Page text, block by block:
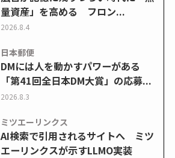
量資産」を高める フロン...
2026.8.4
日本郵便
DMには人を動かすパワーがある
「第41回全日本DM大賞」の応募...
2026.8.3
ミツエーリンクス
AI検索で引用されるサイトへ ミツ
エーリンクスが示すLLMO実装